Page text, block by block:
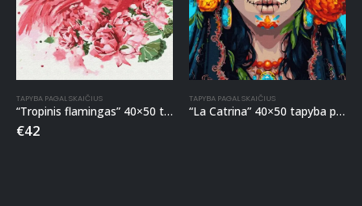
TAPYBA PAGAL SKAIČIUS
“Tropinis flamingas” 40×50 tapyba pagal skaičius
€42
TAPYBA PAGAL SKAIČIUS
“La Catrina” 40×50 tapyba pagal skaičius